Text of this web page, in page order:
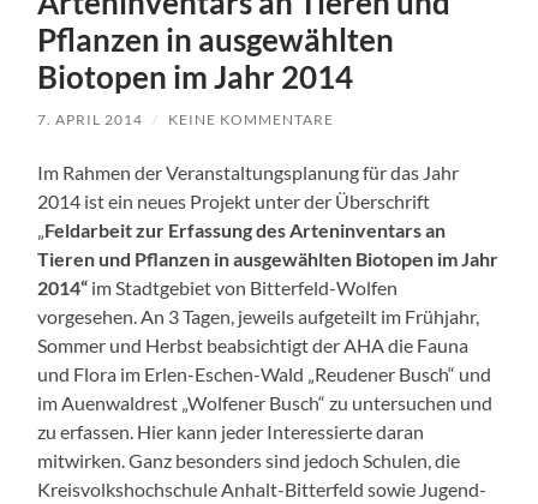
Pflanzen in ausgewählten
Biotopen im Jahr 2014
7. APRIL 2014 / KEINE KOMMENTARE
Im Rahmen der Veranstaltungsplanung für das Jahr
2014 ist ein neues Projekt unter der Überschrift
Feldarbeit zur Erfassung des Arteninventars an
Tieren und Pflanzen in ausgewählten Biotopen im Jahr
2014“ im Stadtgebiet von Bitterfeld-Wolfen
vorgesehen. An 3 Tagen, jeweils aufgeteilt im Frühjahr,
Sommer und Herbst beabsichtigt der AHA die Fauna
und Flora im Erlen-Eschen-Wald „Reudener Busch“ und
im Auenwaldrest „Wolfener Busch“ zu untersuchen und
zu erfassen. Hier kann jeder Interessierte daran
mitwirken. Ganz besonders sind jedoch Schulen, die
Kreisvolkshochschule Anhalt-Bitterfeld sowie Jugend-